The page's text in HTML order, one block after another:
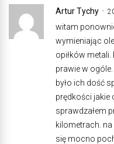
Artur Tychy
witam
wymieniając
opiłków
prawie w
było ich dość
prędkości jakie
sprawdzałem
kilometrach.
się mocno